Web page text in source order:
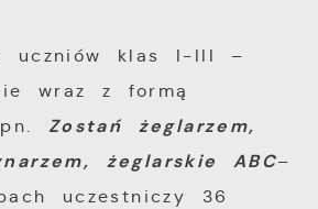
klas I-III –
wraz z formą
Zostań żeglarzem,
żeglarskie ABC–
uczestniczy 36